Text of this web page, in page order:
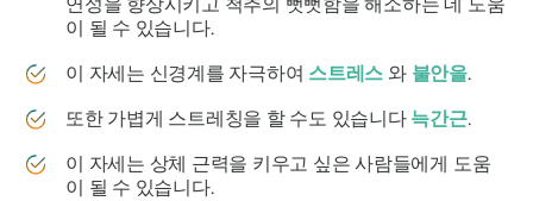
연성을 향상시키고 척추의 뻣뻣함을 해소하는 데 도움
이 될 수 있습니다.
이 자세는 신경계를 자극하여 스트레스 와 불안을.
또한 가볍게 스트레칭을 할 수도 있습니다 늑간근.
이 자세는 상체 근력을 키우고 싶은 사람들에게 도움
이 될 수 있습니다.